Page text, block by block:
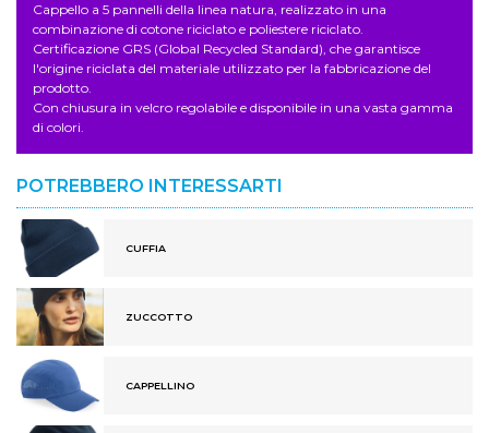
Cappello a 5 pannelli della linea natura, realizzato in una
combinazione di cotone riciclato e poliestere riciclato.
Certificazione GRS (Global Recycled Standard), che garantisce
l'origine riciclata del materiale utilizzato per la fabbricazione del
prodotto.
Con chiusura in velcro regolabile e disponibile in una vasta gamma
di colori.
POTREBBERO INTERESSARTI
CUFFIA
ZUCCOTTO
CAPPELLINO